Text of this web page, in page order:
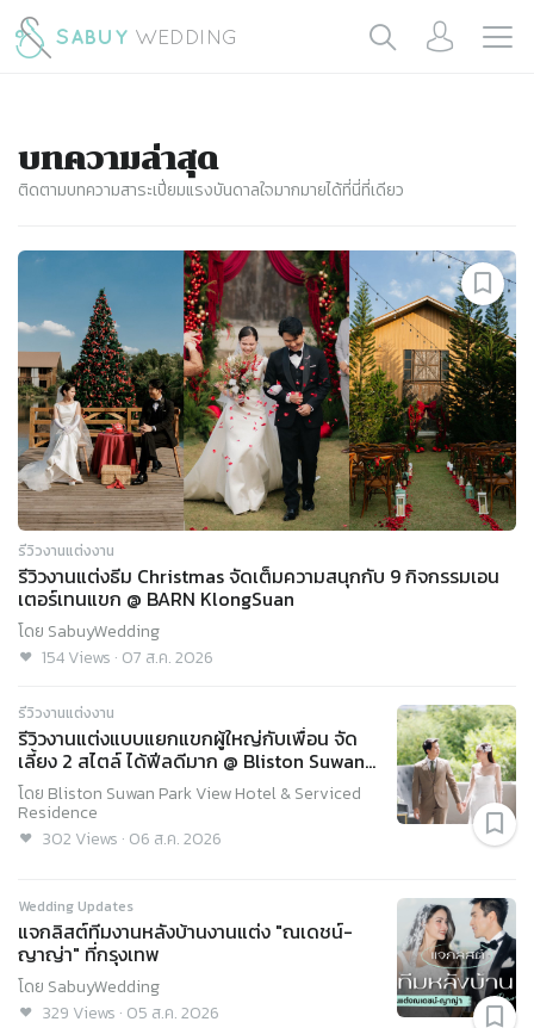
บทความล่าสุด
ติดตามบทความสาระเปี่ยมแรงบันดาลใจมากมายได้ที่นี่ที่เดียว
รีวิวงานแต่งงาน
รีวิวงานแต่งธีม Christmas จัดเต็มความสนุกกับ 9 กิจกรรมเอน
เตอร์เทนแขก @ BARN KlongSuan
โดย SabuyWedding
154Views · 07 ส.ค. 2026
รีวิวงานแต่งงาน
รีวิวงานแต่งแบบแยกแขกผู้ใหญ่กับเพื่อน จัด
เลี้ยง 2 สไตล์ ได้ฟีลดีมาก @ Bliston Suwan
Park View Hotel & Serviced Residence
โดย Bliston Suwan Park View Hotel & Serviced
Residence
302 Views · 06 ส.ค. 2026
Wedding Updates
แจกลิสต์ทีมงานหลังบ้านงานแต่ง "ณเดชน์-
ญาญ่า" ที่กรุงเทพ
โดย SabuyWedding
329 Views · 05 ส.ค. 2026